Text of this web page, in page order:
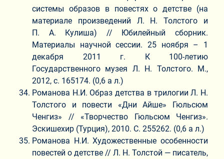
системы образов в повестях о детстве (на
материале произведений Л. Н. Толстого и
П. А. Кулиша) // Юбилейный сборник.
Материалы научной сессии. 25 ноября – 1
декабря 2011 г. К 100-летию
Государственного музея Л. Н. Толстого. М.,
2012, с. 165174. (0,6 а л.)
Романова Н.И. Образ детства в трилогии Л. Н.
Толстого и повести «Дни Айше» Гюльсюм
Ченгиз» // «Творчество Гюльсюм Ченгиз».
Эскишехир (Турция), 2010. С. 255262. (0,6 а л.)
Романова Н.И. Художественные особенности
повестей о детстве // Л. Н. Толстой — писатель,